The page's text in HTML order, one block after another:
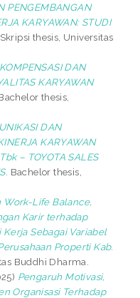
PENGEMBANGAN
KARYAWAN: STUDI
Skripsi thesis, Universitas
DAN
KARYAWAN
thesis,
DAN
KARYAWAN
– TOYOTA SALES
Bachelor thesis,
Work-Life Balance,
Karir terhadap
Sebagai Variabel
Properti Kab.
Buddhi Dharma.
Pengaruh Motivasi,
Organisasi Terhadap